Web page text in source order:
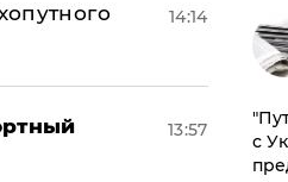
14:14
13:57
с